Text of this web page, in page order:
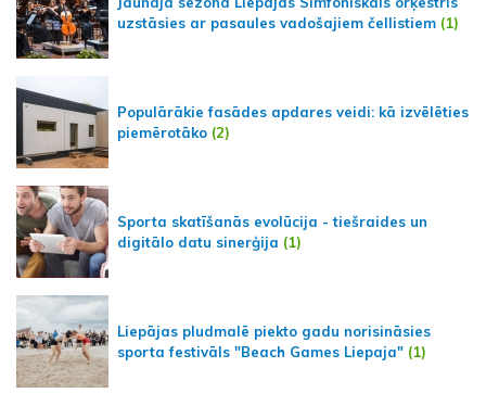
uzstāsies ar pasaules vadošajiem čellistiem (1)
Populārākie fasādes apdares veidi: kā izvēlēties
piemērotāko (2)
Sporta skatīšanās evolūcija - tiešraides un
digitālo datu sinerģija (1)
Liepājas pludmalē piekto gadu norisināsies
sporta festivāls "Beach Games Liepaja" (1)